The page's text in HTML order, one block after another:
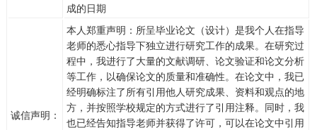
成的日期
诚信声明：
本人郑重声明：所呈毕业论文（设计）是我个人在指导
老师的悉心指导下独立进行研究工作的成果。在研究过
程中，我进行了大量的文献调研、论文验证和论文分析
等工作，以确保论文的质量和准确性。在论文中，我已
经明确标注了所有引用他人研究成果、资料和观点的地
方，并按照学校规定的方式进行了引用注释。同时，我
也已经告知指导老师并获得了许可，可以在论文中引用